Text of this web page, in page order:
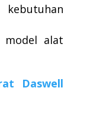
model alat
Daswell